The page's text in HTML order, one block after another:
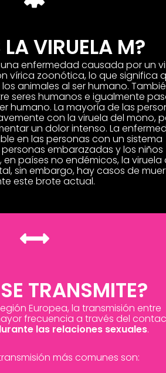
LA VIRUELA M?
una enfermedad causada por un
vírica zoonótica, lo que significa
animales al ser humano.
seres humanos e igualmente
humano. La mayoría de las
con la viruela del mono,
un dolor intenso. La
en las personas con un sistema
embarazadas y los niños
países no endémicos, la viruela
sin embargo, hay casos de
este brote actual.
TRANSMITE?
Europea, la transmisión entre
frecuencia a través del
las relaciones sexuales.
más comunes son: